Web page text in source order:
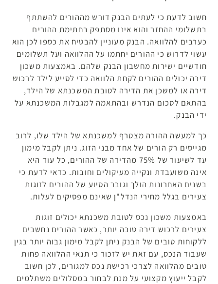
חשוב לדעת כי לעתים הבנק דורש מההורים להשתתף
בתשלומי ההחזר והוא אינו מסתפק בחתימת ההורים
כערבים להלוואה. הבנק מעוניין להבטיח את כספו לכן הוא
עשוי לדרוש כי ההורים יחתמו על ההלוואה ועל תשלומים
חודשיים ישירות מחשבון הבנק שלהם. באמצעות משכון
דירה יכולים ההורים לקחת הלוואה כדי לסייע לילד לרכוש
דירה או למשכן את הדירה לטובת המשכנתא של הילד,
בהתאם לסכום הנדרש ובהתאמה למגבלות המשכנתא על
ידי הבנק.
כך למעשה ההורה מצטרף למשכנתא של הילד שלו, לרוב
מגייסים רק הורים של אחד מבני הזוג. ניתן לקבל מימון
עד לשיעור של 75% מהדירה של ההורים, כל עוד היא
אינה משועבדת ונקייה מעיקולים וחובות. כדאי לדעת כי
בשנים האחרונות הולך וגובר הסיוע של ההורים לזוגות
צעירים בגלל מחירי הנדל"ן שאינם מפסיקים לעלות.
באמצעות משכון נכס לטובת משכנתא יכולים זוגות
צעירים לרכוש דירה טובה יותר, כאשר ההורים נחשבים
ללקוחות טובים של הבנק ניתן לקבל מימון גבוה יותר בגין
שעבוד הנכס, עם זאת יש לזכור כי תנאי ההלוואה פחות
טובים מהלוואה לצרכי רכישת נכס למגורים, לכן חשוב
לקבל ייעוץ מקצועי על מנת לבחור במסלולים משתלמים